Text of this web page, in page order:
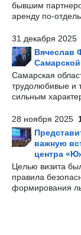
бывшим
аренду по-
31 декабря 2025
Вячеслав
Самарская
трудолюбивые и
сильным
28 ноября 2025
важную
центра
Целью визита
правила
формирования